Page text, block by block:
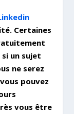
Certaines
un sujet
ne serez
pouvez
vous être